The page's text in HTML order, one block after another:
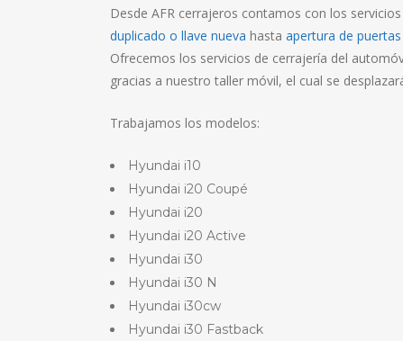
Desde AFR cerrajeros contamos con los
duplicado o llave nueva hasta apertura de
Ofrecemos los servicios de cerrajería del
gracias a nuestro taller móvil, el cual se
Trabajamos los modelos:
Hyundai i10
Hyundai i20 Coupé
Hyundai i20
Hyundai i20 Active
Hyundai i30
Hyundai i30 N
Hyundai i30cw
Hyundai i30 Fastback